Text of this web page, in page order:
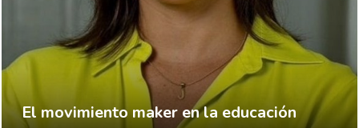
El movimiento maker en la educación